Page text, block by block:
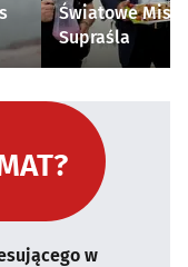
Światowe
Supraśla
w